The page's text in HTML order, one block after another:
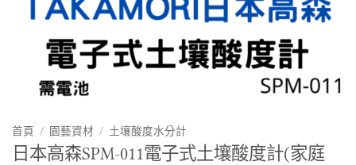
首頁 / 園藝資材 / 土壤酸度水分計
日本高森SPM-011電子式土壤酸度計(家庭